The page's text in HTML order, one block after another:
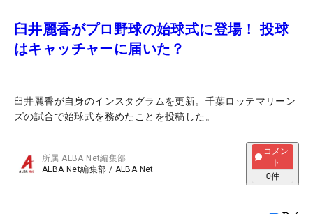
臼井麗香がプロ野球の始球式に登場！ 投球
はキャッチャーに届いた？
臼井麗香が自身のインスタグラムを更新。千葉ロッテマリーン
ズの試合で始球式を務めたことを投稿した。
所属ALBA Net編集部
ALBA Net編集部 / ALBA Net
コメン
ト
0件